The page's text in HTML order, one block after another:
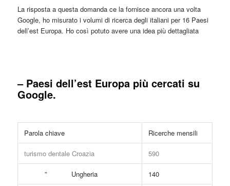
La risposta a questa domanda ce la fornisce ancora una volta
Google, ho misurato i volumi di ricerca degli italiani per 16 Paesi
dell’est Europa. Ho così potuto avere una idea più dettagliata
– Paesi dell’est Europa più cercati su
Google.
Parola chiave Ricerche mensili
turismo dentale Croazia 590
” Ungheria 140